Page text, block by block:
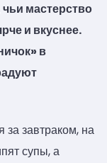
мастерство
и вкуснее.
в
завтраком, на
супы, а